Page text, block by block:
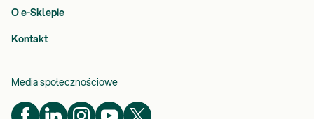
O e-Sklepie
Kontakt
Media społecznościowe